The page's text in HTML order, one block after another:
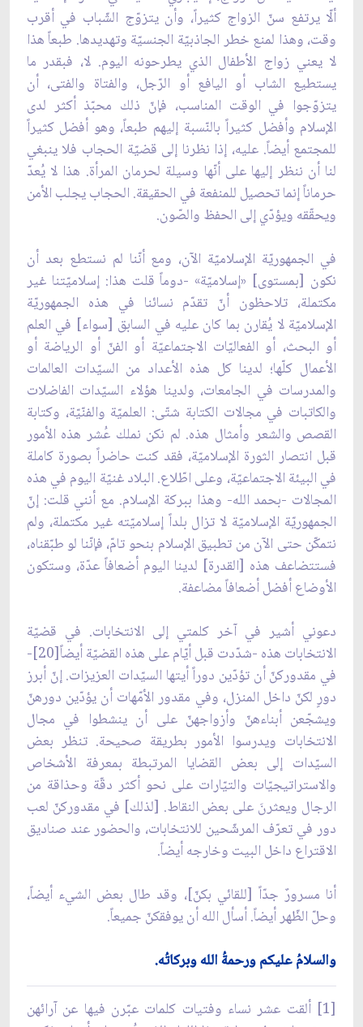
ألّا يرتفع سنّ الزواج كثيراً، وأن يتزوّج الشّباب في أقرب
وقت، وهذا لمنع خطر الجاذبيّة الجنسيّة وتهديدها. طبعاً هذا
لا يعني زواج الأطفال الذي يطرحونه اليوم. لا، فبقدر ما
يستطيع الشاب أو اليافع أو الرّجل، والفتاة والفتى، أن
يتزوّجوا في الوقت المناسب، فإنّ ذلك محبّذ أكثر لدى
الإسلام وأفضل كثيراً بالنّسبة إليهم طبعاً، وهو أفضل كثيراً
للمجتمع أيضاً. عليه، إذا نظرنا إلى قضيّة الحجاب فلا ينبغي
لنا أن ننظر إليها على أنّها وسيلة لحرمان المرأة. هذا لا يُعدّ
حرماناً إنما تحصيل للمنفعة في الحقيقة. الحجاب يجلب الأمن
ويحقّقه ويؤدّي إلى الحفظ والصّون.
في الجمهوريّة الإسلاميّة الآن، ومع أنّنا لم نستطع بعد أن
نكون [بمستوى] «إسلاميّة» -دوماً قلت هذا: إسلاميّتنا غير
مكتملة، تلاحظون أنّ تقدّم نسائنا في هذه الجمهوريّة
الإسلاميّة لا يُقارن بما كان عليه في السابق [سواء] في العلم
أو البحث، أو الفعاليّات الاجتماعيّة أو الفنّ أو الرياضة أو
الأعمال كلّها؛ لدينا كل هذه الأعداد من السيّدات العالمات
والمدرسات في الجامعات، ولدينا هؤلاء السيّدات الفاضلات
والكاتبات في مجالات الكتابة شتّى: العلميّة والفنّيّة، وكتابة
القصص والشعر وأمثال هذه. لم نكن نملك عُشر هذه الأمور
قبل انتصار الثورة الإسلاميّة، فقد كنت حاضراً بصورة كاملة
في البيئة الاجتماعيّة، وعلى اطّلاع. البلاد غنيّة اليوم في هذه
المجالات -بحمد الله- وهذا ببركة الإسلام. مع أنني قلت: إنّ
الجمهوريّة الإسلاميّة لا تزال بلداً إسلاميّته غير مكتملة، ولم
نتمكّن حتى الآن من تطبيق الإسلام بنحو تامّ، فإنّنا لو طبّقناه،
فستتضاعف هذه [القدرة] لدينا اليوم أضعافاً عدّة، وستكون
الأوضاع أفضل أضعافاً مضاعفة.
دعوني أشير في آخر كلمتي إلى الانتخابات. في قضيّة
الانتخابات هذه -شدّدت قبل أيّام على هذه القضيّة أيضاً[20]-
في مقدوركنّ أن تؤدّين دوراً أيتها السيّدات العزيزات. إنّ أبرز
دورٍ لكنّ داخل المنزل، وفي مقدور الأمّهات أن يؤدّين دورهنّ
ويشجّعن أبناءهنّ وأزواجهنّ على أن ينشطوا في مجال
الانتخابات ويدرسوا الأمور بطريقة صحيحة. تنظر بعض
السيّدات إلى بعض القضايا المرتبطة بمعرفة الأشخاص
والاستراتيجيّات والتيّارات على نحو أكثر دقّة وحذاقة من
الرجال ويعثرنَ على بعض النقاط. [لذلك] في مقدوركنّ لعب
دور في تعرّف المرشّحين للانتخابات، والحضور عند صناديق
الاقتراع داخل البيت وخارجه أيضاً.
أنا مسرورٌ جدّاً [للقائي بكنّ]، وقد طال بعض الشيء أيضاً،
وحلّ الظّهر أيضاً. أسأل الله أن يوفقكنّ جميعاً.
والسلامُ عليكم ورحمةُ الله وبركاتُه.
[1] ألقت عشر نساء وفتيات كلمات عبّرن فيها عن آرائهن